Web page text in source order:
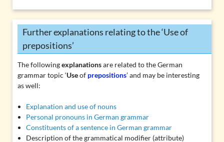
Further explanations relating to the ‘Use of
prepositions’
The followingexplanationsare related to the German
grammar topic ‘Useof prepositions’ and may be interesting
as well:
Explanation and use of nouns
Personal pronouns in German grammar
Constituents of a sentence in German grammar
Description of the grammatical modifier (attribute)